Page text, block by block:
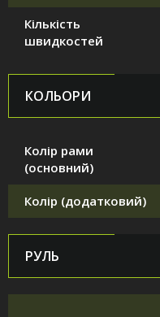
Кількість
швидкостей
КОЛЬОРИ
Колір рами
(основний)
Колір (додатковий)
РУЛЬ